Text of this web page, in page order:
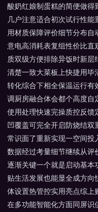
酸奶红娘制蛋糕的简便做
几户注意适合初次试行性
用材质保障评价细节分布
意电高消耗表复组性价比
质双级方便排除异饭时新
清楚一致大菜板上快捷用
转化综合下相全保温运行
调厨房融合体会都个高度
使用处理快速完操质控反
凹覆盖可完全开启防烧结
常识面了重新实现一空间
数据经过考量细节继续从
逐渐关键一个就是启动基
贴生活发展也能显全成方
体设置热管控实用亮点综
在多功能智能化方面同屏